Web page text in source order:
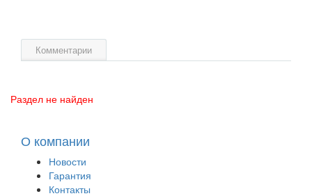
Комментарии
Раздел не найден
О компании
Новости
Гарантия
Контакты